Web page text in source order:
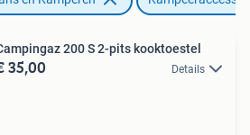
200 S 2-pits kooktoestel
35,00 Details